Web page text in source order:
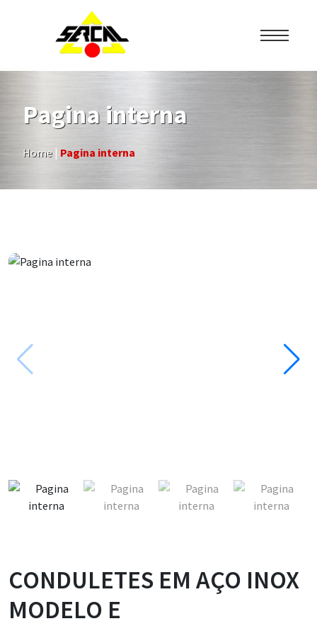
Pagina interna
Home | Pagina interna
CONDULETES EM AÇO INOX
MODELO E